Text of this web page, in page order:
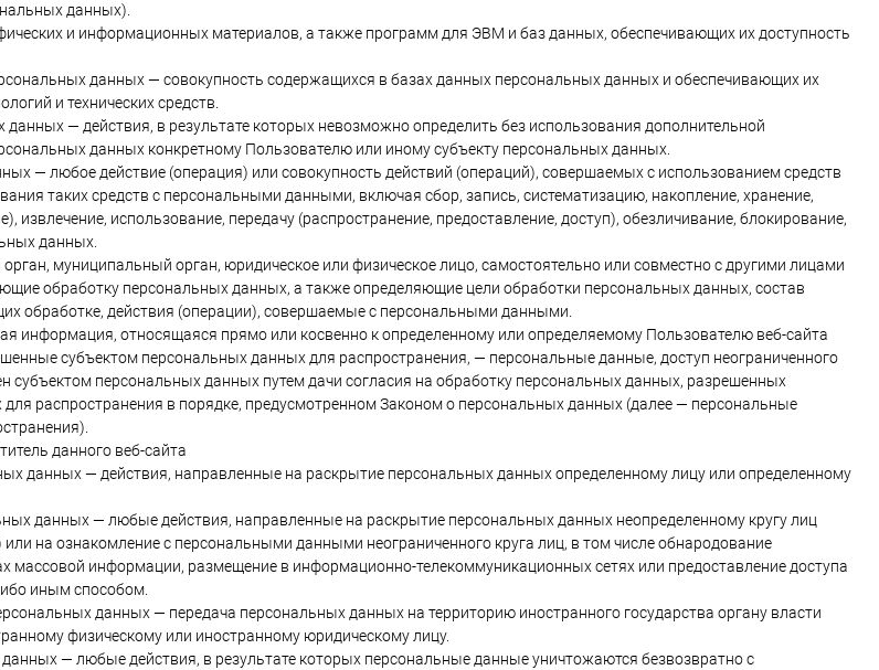
данных).
и информационных материалов, а также программ для ЭВМ и баз данных, обеспечивающих их доступность
данных — совокупность содержащихся в базах данных персональных данных и обеспечивающих их
и технических средств.
данных — действия, в результате которых невозможно определить без использования дополнительной
данных конкретному Пользователю или иному субъекту персональных данных.
— любое действие (операция) или совокупность действий (операций), совершаемых с использованием средств
таких средств с персональными данными, включая сбор, запись, систематизацию, накопление, хранение,
извлечение, использование, передачу (распространение, предоставление, доступ), обезличивание, блокирование,
данных.
муниципальный орган, юридическое или физическое лицо, самостоятельно или совместно с другими лицами
обработку персональных данных, а также определяющие цели обработки персональных данных, состав
обработке, действия (операции), совершаемые с персональными данными.
информация, относящаяся прямо или косвенно к определенному или определяемому Пользователю веб-сайта
субъектом персональных данных для распространения, — персональные данные, доступ неограниченного
субъектом персональных данных путем дачи согласия на обработку персональных данных, разрешенных
распространения в порядке, предусмотренном Законом о персональных данных (далее — персональные
данного веб-сайта
данных — действия, направленные на раскрытие персональных данных определенному лицу или определенному
данных — любые действия, направленные на раскрытие персональных данных неопределенному кругу лиц
на ознакомление с персональными данными неограниченного круга лиц, в том числе обнародование
массовой информации, размещение в информационно-телекоммуникационных сетях или предоставление доступа
иным способом.
данных — передача персональных данных на территорию иностранного государства органу власти
физическому или иностранному юридическому лицу.
— любые действия, в результате которых персональные данные уничтожаются безвозвратно с